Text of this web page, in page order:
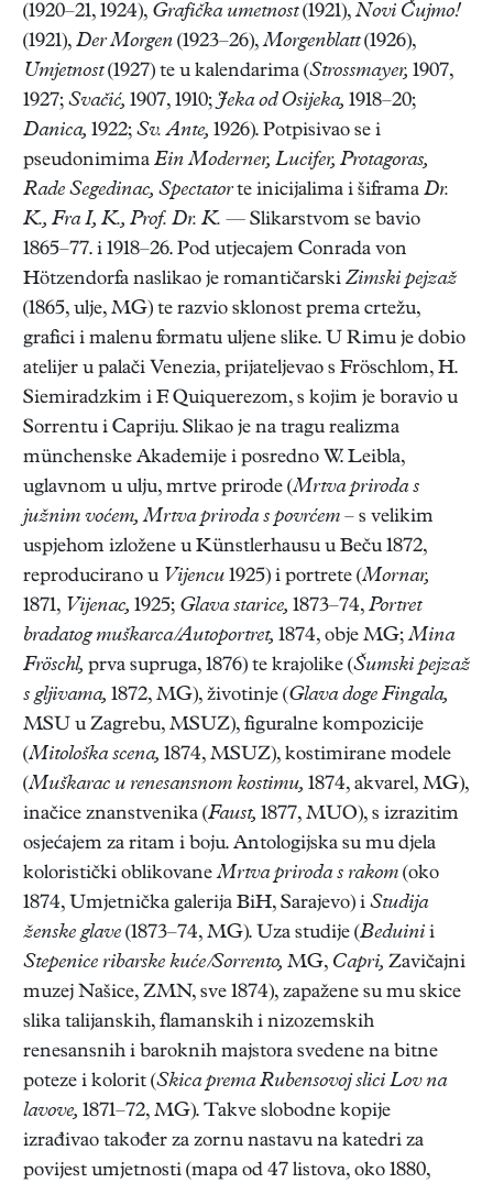
(1920–21, 1924), Grafička umetnost(1921), Novi Čujmo!
(1921), Der Morgen (1923–26),Morgenblatt(1926),
Umjetnost(1927) te u kalendarima (Strossmayer, 1907,
1927; Svačić, 1907, 1910; Jeka od Osijeka, 1918–20;
Danica, 1922; Sv. Ante, 1926). Potpisivao se i
pseudonimima Ein Moderner, Lucifer, Protagoras,
Rade Segedinac, Spectatorte inicijalima i šiframa Dr.
K., Fra I, K., Prof. Dr. K. — Slikarstvom se bavio
1865–77. i 1918–26. Pod utjecajem Conrada von
Hötzendorfa naslikao je romantičarski Zimski pejzaž
(1865, ulje, MG) te razvio sklonost prema crtežu,
grafici i malenu formatu uljene slike. U Rimu je dobio
atelijer u palači Venezia, prijateljevao s Fröschlom, H.
Siemiradzkim i F. Quiquerezom, s kojim je boravio u
Sorrentu i Capriju. Slikao je na tragu realizma
münchenske Akademije i posredno W. Leibla,
uglavnom u ulju, mrtve prirode (Mrtva priroda s
južnim voćem, Mrtva priroda s povrćem – s velikim
uspjehom izložene u Künstlerhausu u Beču 1872,
reproducirano u Vijencu 1925) i portrete (Mornar,
1871, Vijenac, 1925; Glava starice, 1873–74, Portret
bradatog muškarca/Autoportret, 1874, obje MG;Mina
Fröschl, prva supruga, 1876) te krajolike (Šumski pejzaž
s gljivama, 1872, MG), životinje (Glava doge Fingala,
MSU u Zagrebu, MSUZ), figuralne kompozicije
(Mitološka scena, 1874, MSUZ), kostimirane modele
(Muškarac u renesansnom kostimu, 1874, akvarel, MG),
inačice znanstvenika (Faust, 1877, MUO), s izrazitim
osjećajem za ritam i boju. Antologijska su mu djela
koloristički oblikovaneMrtva priroda s rakom (oko
1874, Umjetnička galerija BiH, Sarajevo) i Studija
ženske glave (1873–74, MG). Uza studije (Beduini i
Stepenice ribarske kuće/Sorrento, MG, Capri, Zavičajni
muzej Našice, ZMN, sve 1874), zapažene su mu skice
slika talijanskih, flamanskih i nizozemskih
renesansnih i baroknih majstora svedene na bitne
poteze i kolorit (Skica prema Rubensovoj slici Lov na
lavove, 1871–72, MG). Takve slobodne kopije
izrađivao također za zornu nastavu na katedri za
povijest umjetnosti (mapa od 47 listova, oko 1880,